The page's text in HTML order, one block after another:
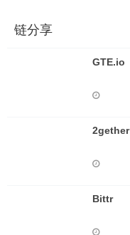
链分享
GTE.io
2gether
Bittr